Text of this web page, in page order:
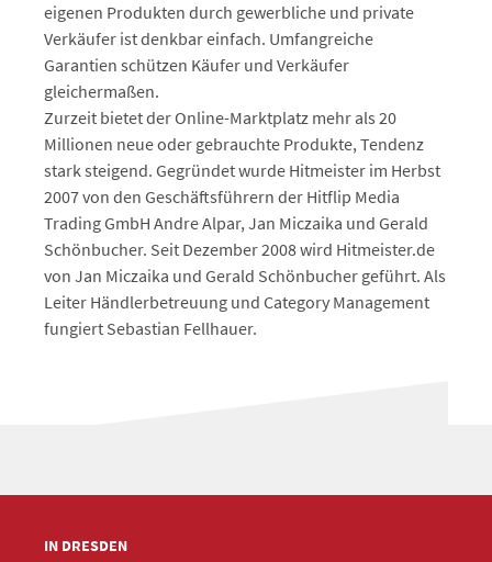
eigenen Produkten durch gewerbliche und private
Verkäufer ist denkbar einfach. Umfangreiche
Garantien schützen Käufer und Verkäufer
gleichermaßen.
Zurzeit bietet der Online-Marktplatz mehr als 20
Millionen neue oder gebrauchte Produkte, Tendenz
stark steigend. Gegründet wurde Hitmeister im Herbst
2007 von den Geschäftsführern der Hitflip Media
Trading GmbH Andre Alpar, Jan Miczaika und Gerald
Schönbucher. Seit Dezember 2008 wird Hitmeister.de
von Jan Miczaika und Gerald Schönbucher geführt. Als
Leiter Händlerbetreuung und Category Management
fungiert Sebastian Fellhauer.
IN DRESDEN